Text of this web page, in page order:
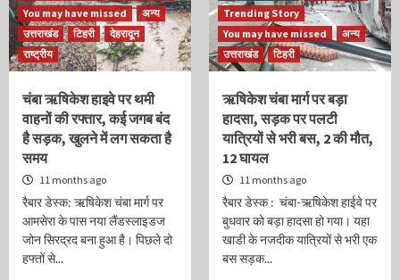
You may have missed
अन्य
उत्तराखंड
टिहरी
देहरादून
राष्ट्रीय
चंबा ऋषिकेश हाइवे पर थमी
वाहनों की रफ्तार, कई जगब बंद
है सड़क, खुलने में लग सकता है
समय
11 months ago
रैबार डेस्क: ऋषिकेश चंबा मार्ग पर
आमसेरा के पास नया लैंडस्लाइडज
जोन सिरद्रद बना हुआ है। पिछले दो
हफ्तों से...
Trending Story
You may have missed
अन्य
उत्तराखंड
टिहरी
ऋषिकेश चंबा मार्ग पर बड़ा
हादसा, सड़क पर पलटी
यात्रियों से भरी बस, 2 की मौत,
12 घायल
11 months ago
रैबार डेस्क : चंबा-ऋषिकेश हाईवे पर
बुधवार को बड़ा हादसा हो गया। यहा
खाडी के नजदीक यात्रियों से भरी एक
बस सड़क...